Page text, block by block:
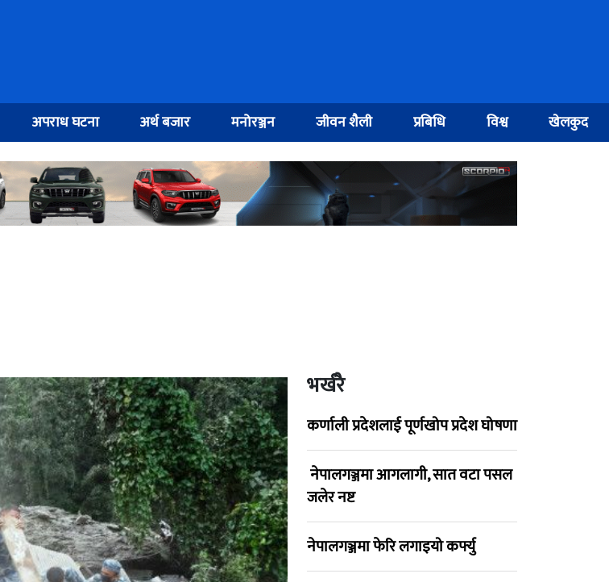
अपराध घटना अर्थ बजार मनोरञ्जन जीवन शैली प्रबिधि विश्व खेलकुद
भर्खरै
कर्णाली प्रदेशलाई पूर्णखोप प्रदेश घोषणा
नेपालगञ्जमा आगलागी, सात वटा पसल
जलेर नष्ट
नेपालगञ्जमा फेरि लगाइयो कर्फ्यु